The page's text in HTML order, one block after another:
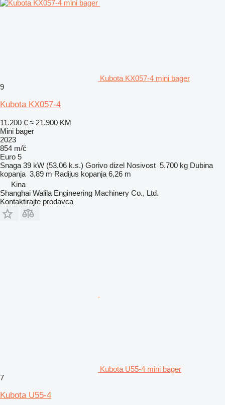
Kubota KX057-4 mini bager
9
Kubota KX057-4
11.200 € ≈ 21.900 KM
Mini bager
2023
854 m/č
Euro 5
Snaga 39 kW (53.06 k.s.) Gorivo dizel Nosivost 5.700 kg Dubina
kopanja 3,89 m Radijus kopanja 6,26 m
Kina
Shanghai Walila Engineering Machinery Co., Ltd.
Kontaktirajte prodavca
Kubota U55-4 mini bager
7
Kubota U55-4